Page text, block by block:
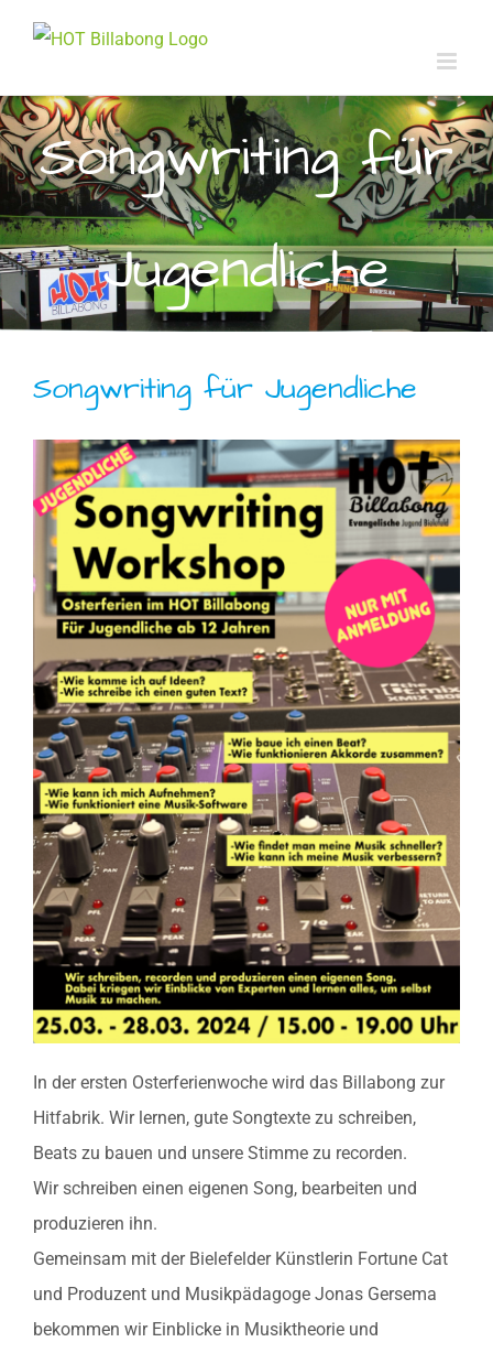
Songwriting für
Jugendliche
Songwriting für Jugendliche
In der ersten Osterferienwoche wird das Billabong zur
Hitfabrik. Wir lernen, gute Songtexte zu schreiben,
Beats zu bauen und unsere Stimme zu recorden.
Wir schreiben einen eigenen Song, bearbeiten und
produzieren ihn.
Gemeinsam mit der Bielefelder Künstlerin Fortune Cat
und Produzent und Musikpädagoge Jonas Gersema
bekommen wir Einblicke in Musiktheorie und